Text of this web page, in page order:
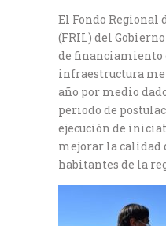
El Fondo Regional
(FRIL) del
de financiamiento
infraestructura
año por medio
periodo de
ejecución de
mejorar la calidad
habitantes de la